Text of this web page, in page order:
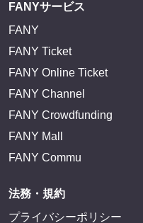
FANYサービス
FANY
FANY Ticket
FANY Online Ticket
FANY Channel
FANY Crowdfunding
FANY Mall
FANY Commu
法務・規約
プライバシーポリシー